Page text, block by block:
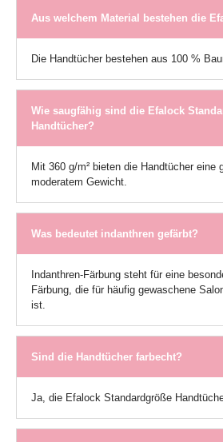
Aus welchem Material bestehen die
Die Handtücher bestehen aus 100 %
Wie saugfähig sind die Efalock
Handtücher?
Mit 360 g/m² bieten die Handtücher eine
moderatem Gewicht.
Was bedeutet indanthren gefärbt?
Indanthren-Färbung steht für eine
Färbung, die für häufig gewaschene
ist.
Sind die Handtücher farbecht?
Ja, die Efalock Standardgröße